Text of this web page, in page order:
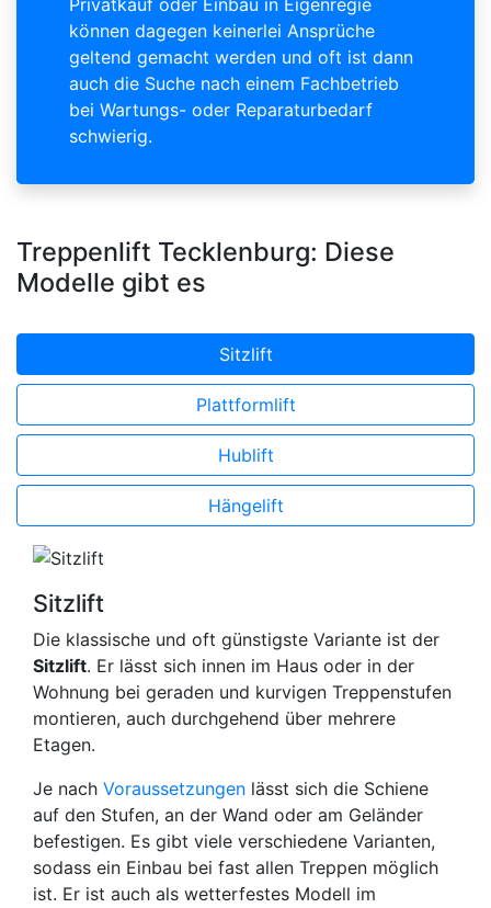
können dagegen keinerlei Ansprüche
geltend gemacht werden und oft ist dann
auch die Suche nach einem Fachbetrieb
bei Wartungs- oder Reparaturbedarf
schwierig.
Treppenlift Tecklenburg: Diese
Modelle gibt es
Sitzlift
Plattformlift
Hublift
Hängelift
Sitzlift
Die klassische und oft günstigste Variante ist der
Sitzlift. Er lässt sich innen im Haus oder in der
Wohnung bei geraden und kurvigen Treppenstufen
montieren, auch durchgehend über mehrere
Etagen.
Je nach Voraussetzungen lässt sich die Schiene
auf den Stufen, an der Wand oder am Geländer
befestigen. Es gibt viele verschiedene Varianten,
sodass ein Einbau bei fast allen Treppen möglich
ist. Er ist auch als wetterfestes Modell im